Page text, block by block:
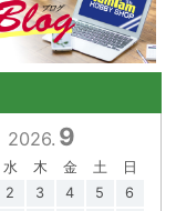
2026. 9
水 木 金 土
日
2 3 4 5
6